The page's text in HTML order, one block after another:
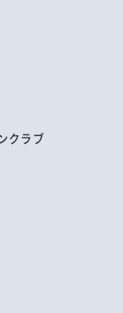
クラブ